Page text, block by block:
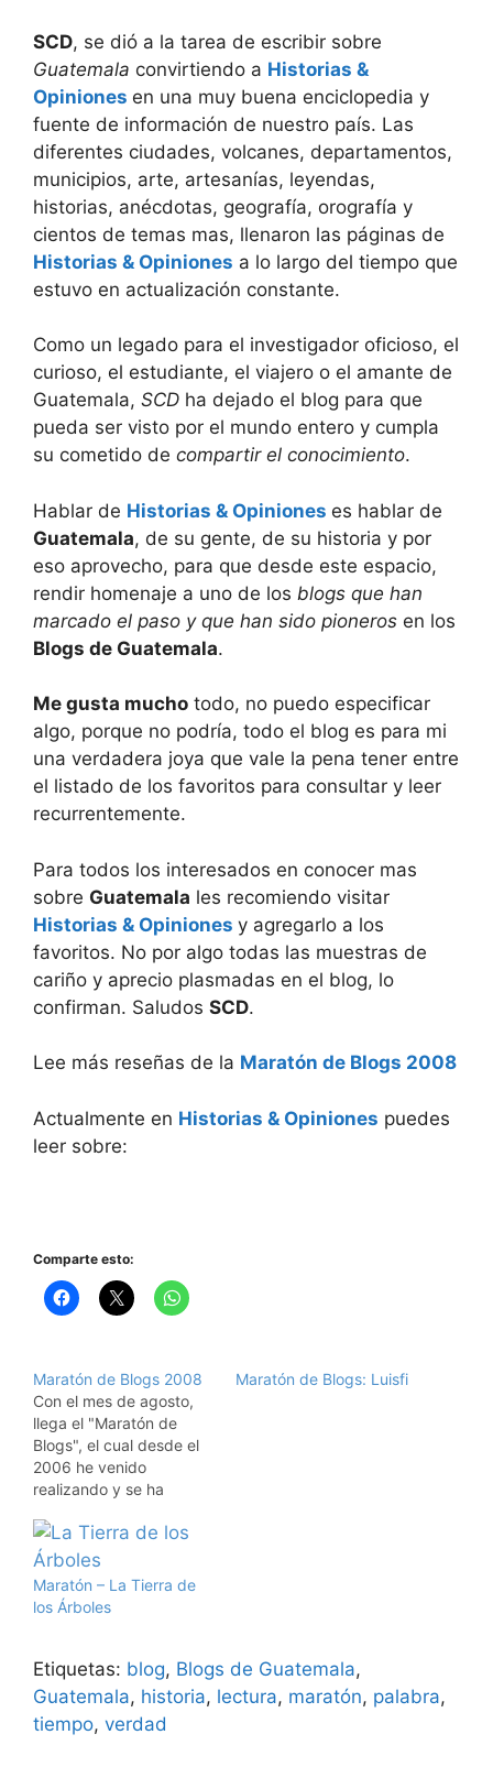
SCD, se dió a la tarea de escribir sobre
Guatemala convirtiendo a Historias &
Opiniones en una muy buena enciclopedia y
fuente de información de nuestro país. Las
diferentes ciudades, volcanes, departamentos,
municipios, arte, artesanías, leyendas,
historias, anécdotas, geografía, orografía y
cientos de temas mas, llenaron las páginas de
Historias & Opiniones a lo largo del tiempo que
estuvo en actualización constante.
Como un legado para el investigador oficioso, el
curioso, el estudiante, el viajero o el amante de
Guatemala, SCD ha dejado el blog para que
pueda ser visto por el mundo entero y cumpla
su cometido de compartir el conocimiento.
Hablar de Historias & Opiniones es hablar de
Guatemala, de su gente, de su historia y por
eso aprovecho, para que desde este espacio,
rendir homenaje a uno de los blogs que han
marcado el paso y que han sido pioneros en los
Blogs de Guatemala.
Me gusta mucho todo, no puedo especificar
algo, porque no podría, todo el blog es para mi
una verdadera joya que vale la pena tener entre
el listado de los favoritos para consultar y leer
recurrentemente.
Para todos los interesados en conocer mas
sobre Guatemala les recomiendo visitar
Historias & Opiniones y agregarlo a los
favoritos. No por algo todas las muestras de
cariño y aprecio plasmadas en el blog, lo
confirman. Saludos SCD.
Lee más reseñas de la Maratón de Blogs 2008
Actualmente en Historias & Opiniones puedes
leer sobre:
Comparte esto:
Maratón de Blogs 2008
Con el mes de agosto,
llega el "Maratón de
Blogs", el cual desde el
2006 he venido
realizando y se ha
tradición ya. En la
primera edición, se
escribió un pequeño
texto recomendando al
nuevos blogs,
coincidiendo…
Maratón de Blogs: Luisfi
Maratón – La Tierra de
los Árboles
Etiquetas: blog, Blogs de Guatemala,
Guatemala, historia, lectura, maratón, palabra,
tiempo, verdad